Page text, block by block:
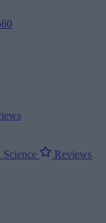
Science Reviews